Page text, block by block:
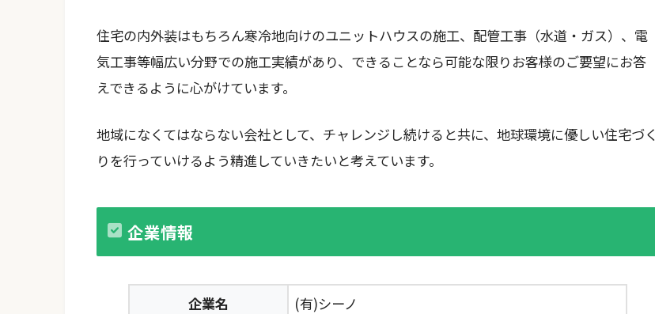
住宅の内外装はもちろん寒冷地向けのユニットハウスの施工、配管工事（水道・ガス）、電
気工事等幅広い分野での施工実績があり、できることなら可能な限りお客様のご要望にお答
えできるように心がけています。
地域になくてはならない会社として、チャレンジし続けると共に、地球環境に優しい住宅づく
りを行っていけるよう精進していきたいと考えています。
企業情報
企業名
(有)シーノ